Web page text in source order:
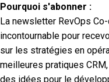
Pourquoi s'abonner :
La newsletter RevOps
incontournable pour
sur les stratégies en
meilleures pratiques
des idées pour le